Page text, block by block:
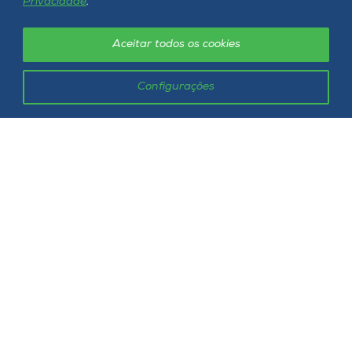
Configurações
Aceitar todos os cookies
Rua Getúlio Vargas, 2125 - Bairro Flor da Serra
Joaçaba - SC - CEP 89600-000
Telefone (49) 3551-2000
Siga a Unoesc